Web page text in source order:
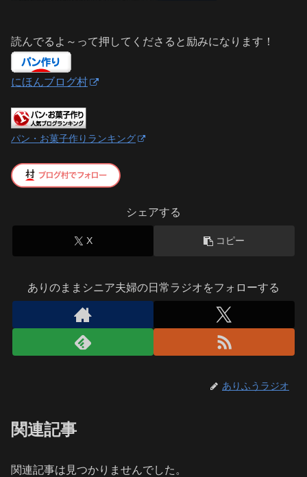
読んでるよ～って押してくださると励みになります！
にほんブログ村
パン・お菓子作りランキング
シェアする
X コピー
ありのままシニア夫婦の日常ラジオをフォローする
ありふうラジオ
関連記事
関連記事は見つかりませんでした。